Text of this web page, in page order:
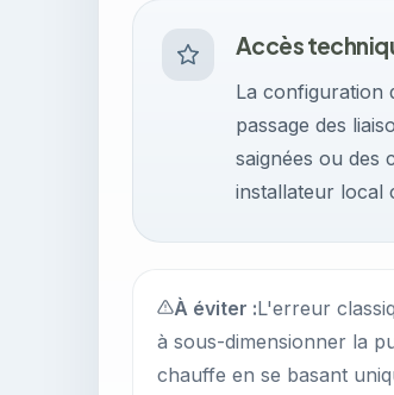
Accès
La configuration
passage des
saignées ou des
installateur local
À éviter :L'erreur
à sous-dimensionner la
chauffe en se basant